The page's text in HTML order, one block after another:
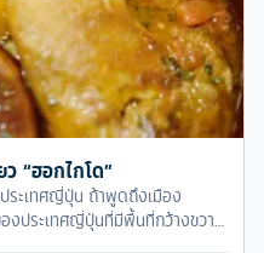
“ฮอกไกโด”
ระเทศญี่ปุ่น ถ้าพูดถึงเมือง
งประเทศญี่ปุ่นที่มีพื้นที่กว้างขวาง